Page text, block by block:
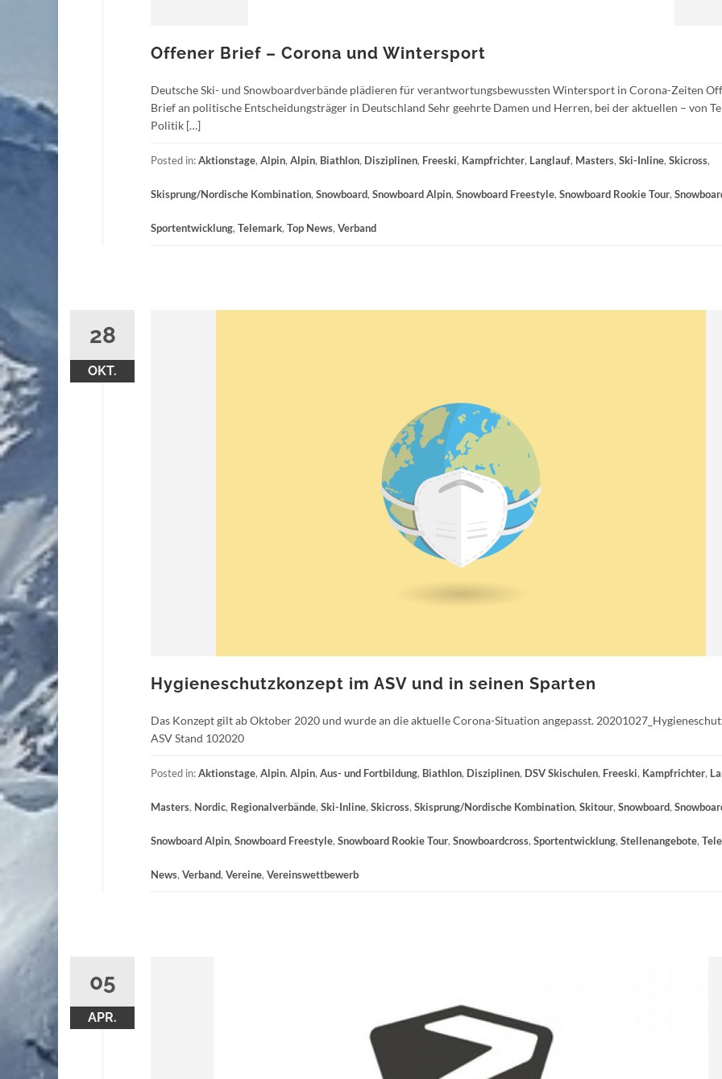
Offener Brief – Corona und Wintersport
Deutsche Ski- und Snowboardverbände plädieren für verantwortungsbewussten Wintersport in Corona-Zeiten
Brief an politische Entscheidungsträger in Deutschland Sehr geehrte Damen und Herren, bei der aktuellen – von
Politik […]
Posted in:Aktionstage, Alpin, Alpin, Biathlon, Disziplinen, Freeski, Kampfrichter, Langlauf, Masters, Ski-Inline, Skicross,
Skisprung/Nordische Kombination, Snowboard, Snowboard Alpin, Snowboard Freestyle, Snowboard Rookie Tour,
Sportentwicklung, Telemark, Top News, Verband
28
OKT.
Hygieneschutzkonzept im ASV und in seinen Sparten
Das Konzept gilt ab Oktober 2020 und wurde an die aktuelle Corona-Situation angepasst.
ASV Stand 102020
Posted in:Aktionstage, Alpin, Alpin, Aus- und Fortbildung, Biathlon, Disziplinen, DSV Skischulen, Freeski, Kampfrichter,
Masters, Nordic, Regionalverbände, Ski-Inline, Skicross, Skisprung/Nordische Kombination, Skitour, Snowboard,
Snowboard Alpin, Snowboard Freestyle, Snowboard Rookie Tour, Snowboardcross, Sportentwicklung, Stellenangebote,
News, Verband, Vereine, Vereinswettbewerb
05
APR.